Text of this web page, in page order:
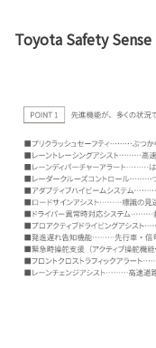
Toyota Safety Sense